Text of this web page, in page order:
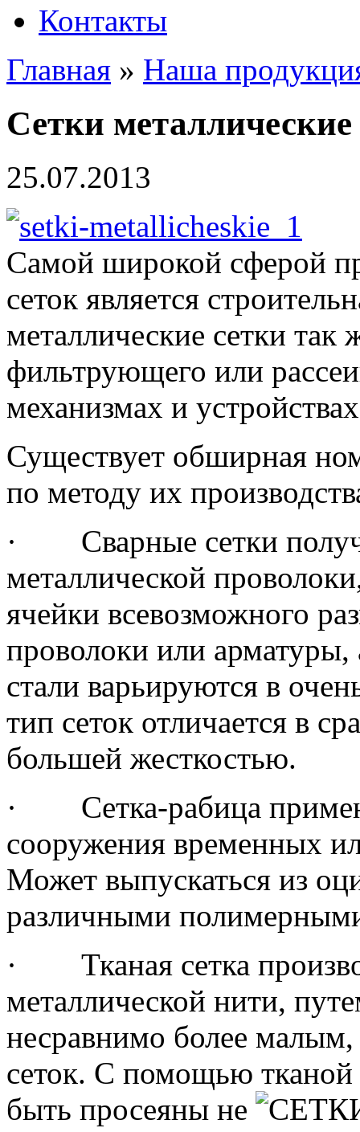
Контакты
Главная » Наша
Сетки металлические
25.07.2013
Самой широкой сферой
сеток является
металлические сетки так
фильтрующего или
механизмах и
Существует обширная
по методу их
· Сварные сетки
металлической
ячейки всевозможного
проволоки или арматуры,
стали варьируются в
тип сеток отличается в
большей жесткостью.
· Сетка-рабица
сооружения временных
Может выпускаться из
различными
· Тканая сетка
металлической нити,
несравнимо более
сеток. С помощью тканой
быть просеяны не